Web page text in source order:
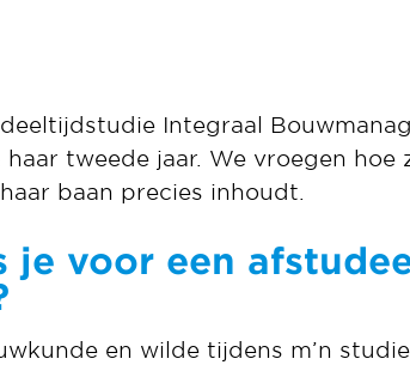
Integraal
tweede jaar. We vroegen
baan precies inhoudt.
je voor een
en wilde tijdens m’n